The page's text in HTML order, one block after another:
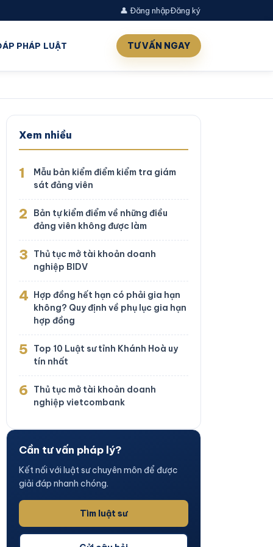
👤 Đăng nhậpĐăng ký
PHÁP LUẬT TƯ VẤN NGAY
Xem nhiều
1
Mẫu bản kiểm điểm kiểm tra giám
sát đảng viên
2
Bản tự kiểm điểm về những điều
đảng viên không được làm
3
Thủ tục mở tài khoản doanh
nghiệp BIDV
4 Hợp đồng hết hạn có phải gia hạn
không? Quy định về phụ lục gia hạn
hợp đồng
5
Top 10 Luật sư tỉnh Khánh Hoà uy
tín nhất
6
Thủ tục mở tài khoản doanh
nghiệp vietcombank
Cần tư vấn pháp lý?
Kết nối với luật sư chuyên môn để được
giải đáp nhanh chóng.
Tìm luật sư